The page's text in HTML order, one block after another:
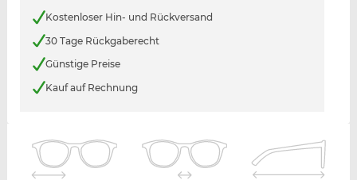
Kostenloser Hin- und Rückversand
30 Tage Rückgaberecht
Günstige Preise
Kauf auf Rechnung